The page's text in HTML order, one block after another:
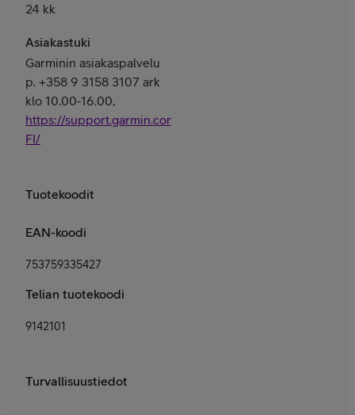
24 kk
Asiakastuki
Garminin asiakaspalvelu
p. +358 9 3158 3107 ark
klo 10.00-16.00,
https://support.garmin.com/fi-
FI/
Tuotekoodit
EAN-koodi
753759335427
Telian tuotekoodi
9142101
Turvallisuustiedot